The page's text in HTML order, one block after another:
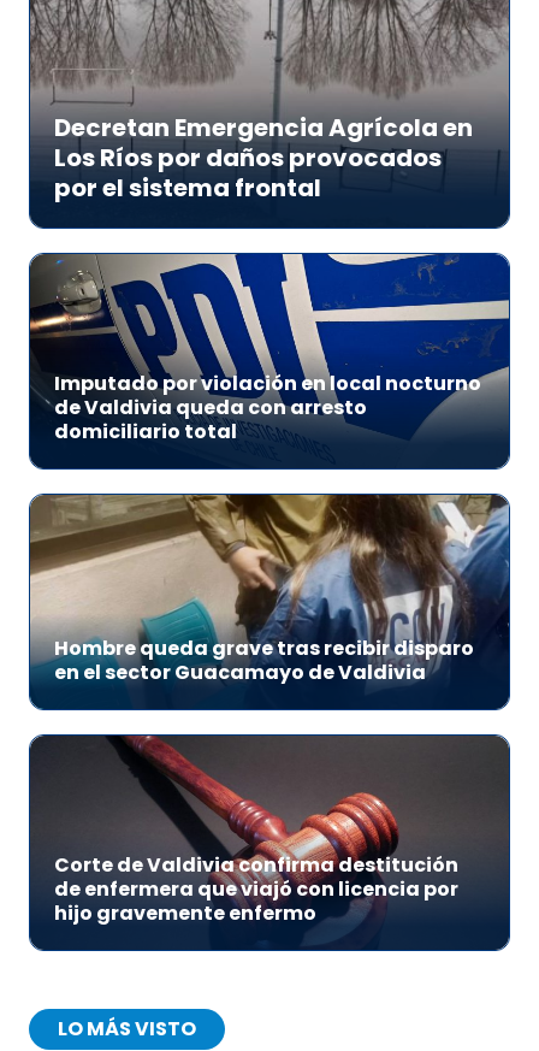
Decretan Emergencia Agrícola en
Los Ríos por daños provocados
por el sistema frontal
Imputado por violación en local nocturno
de Valdivia queda con arresto
domiciliario total
Hombre queda grave tras recibir disparo
en el sector Guacamayo de Valdivia
Corte de Valdivia confirma destitución
de enfermera que viajó con licencia por
hijo gravemente enfermo
LO MÁS VISTO